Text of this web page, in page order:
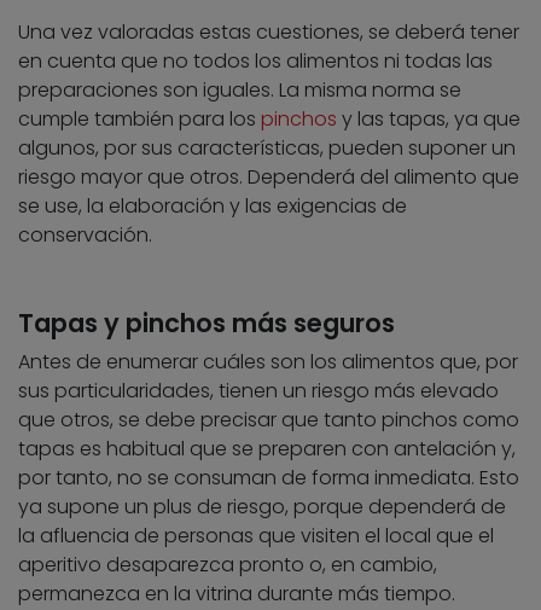
Una vez valoradas estas cuestiones, se deberá tener
en cuenta que no todos los alimentos ni todas las
preparaciones son iguales. La misma norma se
cumple también para los pinchos y las tapas, ya que
algunos, por sus características, pueden suponer un
riesgo mayor que otros. Dependerá del alimento que
se use, la elaboración y las exigencias de
conservación.
Tapas y pinchos más seguros
Antes de enumerar cuáles son los alimentos que, por
sus particularidades, tienen un riesgo más elevado
que otros, se debe precisar que tanto pinchos como
tapas es habitual que se preparen con antelación y,
por tanto, no se consuman de forma inmediata. Esto
ya supone un plus de riesgo, porque dependerá de
la afluencia de personas que visiten el local que el
aperitivo desaparezca pronto o, en cambio,
permanezca en la vitrina durante más tiempo.